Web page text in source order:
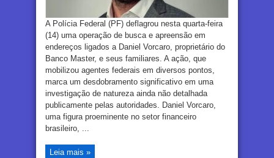
A Polícia Federal (PF) deflagrou nesta quarta-feira
(14) uma operação de busca e apreensão em
endereços ligados a Daniel Vorcaro, proprietário do
Banco Master, e seus familiares. A ação, que
mobilizou agentes federais em diversos pontos,
marca um desdobramento significativo em uma
investigação de natureza ainda não detalhada
publicamente pelas autoridades. Daniel Vorcaro,
uma figura proeminente no setor financeiro
brasileiro, ...
Leia mais »